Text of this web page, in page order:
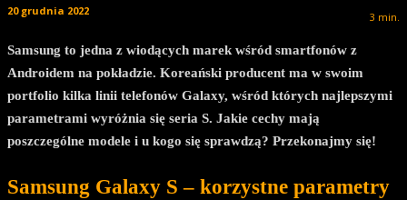
3 min.
20 grudnia 2022
Samsung to jedna z wiodących marek wśród smartfonów z
Androidem na pokładzie. Koreański producent ma w swoim
portfolio kilka linii telefonów Galaxy, wśród których najlepszymi
parametrami wyróżnia się seria S. Jakie cechy mają
poszczególne modele i u kogo się sprawdzą? Przekonajmy się!
Samsung Galaxy S – korzystne parametry